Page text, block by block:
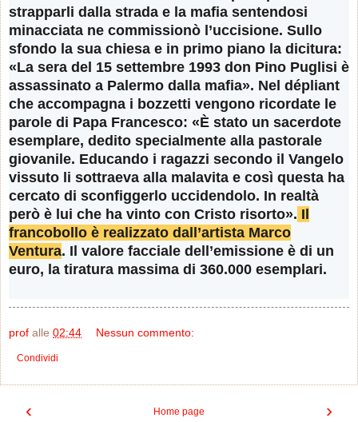
strapparli dalla strada e la mafia sentendosi
minacciata ne commissionò l’uccisione. Sullo
sfondo la sua chiesa e in primo piano la dicitura:
«La sera del 15 settembre 1993 don Pino Puglisi è
assassinato a Palermo dalla mafia». Nel dépliant
che accompagna i bozzetti vengono ricordate le
parole di Papa Francesco: «È stato un sacerdote
esemplare, dedito specialmente alla pastorale
giovanile. Educando i ragazzi secondo il Vangelo
vissuto li sottraeva alla malavita e così questa ha
cercato di sconfiggerlo uccidendolo. In realtà
però è lui che ha vinto con Cristo risorto». Il
francobollo è realizzato dall’artista Marco
Ventura. Il valore facciale dell’emissione è di un
euro, la tiratura massima di 360.000 esemplari.
prof alle 02:44 Nessun commento:
Condividi
‹ ›
Home page